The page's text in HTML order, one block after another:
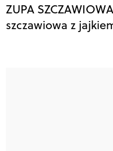
ZUPA
szczawiowa z